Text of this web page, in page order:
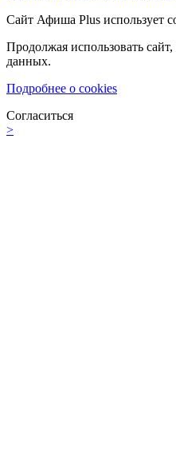
Сайт Афиша Plus использует
Продолжая использовать
данных.
Подробнее о cookies
Согласиться
>